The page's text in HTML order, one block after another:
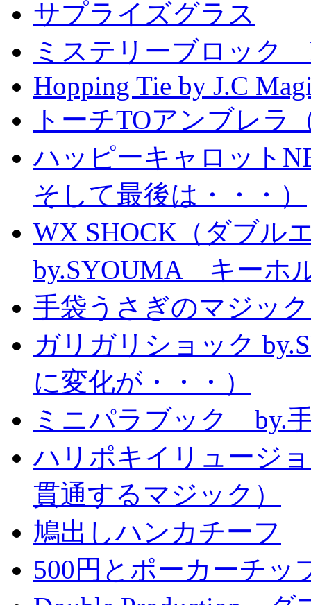
サプライズグラス
ミステリーブロック
Hopping Tie by J.C
トーチTOアンブレラ
ハッピーキャロット
そして最後は・・・）
WX SHOCK（ダブル
by.SYOUMA キーホ
手袋うさぎのマジッ
ガリガリショック
に変化が・・・）
ミニパラブック by.
ハリポキイリュージ
貫通するマジック）
鳩出しハンカチーフ
500円とポーカーチッ